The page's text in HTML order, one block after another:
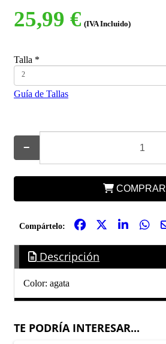
25,99 € (IVA Incluido)
Talla *
2
Guía de Tallas
−
COMPRAR
Compártelo:
Descripción
Color: agata
TE PODRÍA INTERESAR...